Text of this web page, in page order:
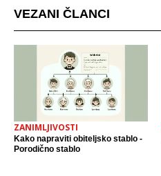
VEZANI ČLANCI
ZANIMLJIVOSTI
Kako napraviti obiteljsko stablo -
Porodično stablo